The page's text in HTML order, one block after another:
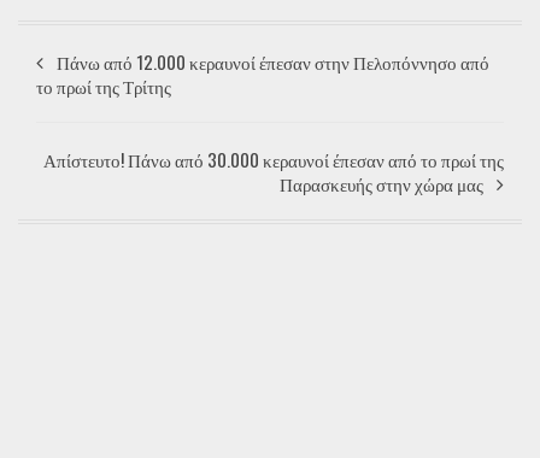
Πάνω από 12.000 κεραυνοί έπεσαν στην Πελοπόννησο από
το πρωί της Τρίτης
Απίστευτο! Πάνω από 30.000 κεραυνοί έπεσαν από το πρωί της
Παρασκευής στην χώρα μας